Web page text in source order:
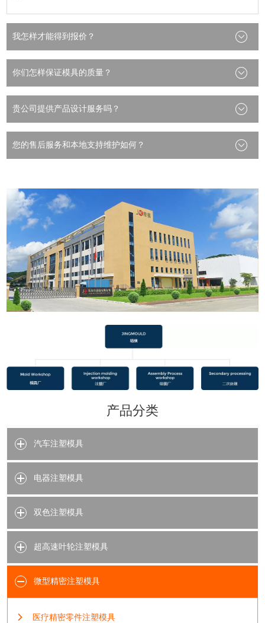
我怎样才能得到报价？
你们怎样保证模具的质量？
贵公司提供产品设计服务吗？
您的售后服务和本地支持维护如何？
产品分类
汽车注塑模具
电器注塑模具
双色注塑模具
超高速叶轮注塑模具
微型精密注塑模具
医疗精密零件注塑模具